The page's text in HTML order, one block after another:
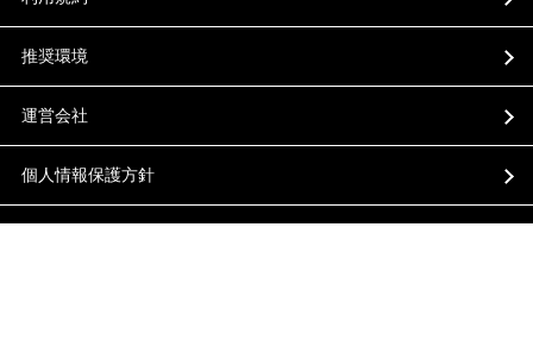
推奨環境
運営会社
個人情報保護方針